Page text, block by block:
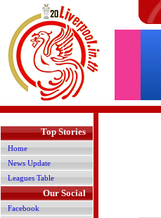
Top Stories
Home
News Update
Leagues Table
Our Social
Facebook